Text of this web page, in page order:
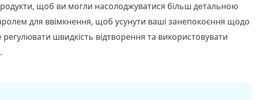
щоб ви могли насолоджуватися більш детальною
для ввімкнення, щоб усунути ваші занепокоєння щодо
швидкість відтворення та використовувати